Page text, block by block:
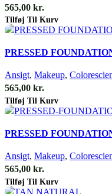
565,00 kr.
Tilføj Til Kurv
PRESSED
Ansigt, Makeup,
565,00 kr.
Tilføj Til Kurv
PRESSED
Ansigt, Makeup,
565,00 kr.
Tilføj Til Kurv